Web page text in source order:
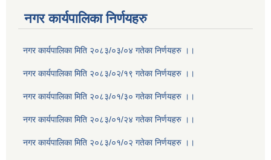
नगर कार्यपालिका निर्णयहरु
नगर कार्यपालिका मिति २०८३/०३/०४ गतेका निर्णयहरु ।।
नगर कार्यपालिका मिति २०८३/०२/१९ गतेका निर्णयहरु ।।
नगर कार्यपालिका मिति २०८३/०१/३० गतेका निर्णयहरु ।।
नगर कार्यपालिका मिति २०८३/०१/२४ गतेका निर्णयहरु ।।
नगर कार्यपालिका मिति २०८३/०१/०२ गतेका निर्णयहरु ।।